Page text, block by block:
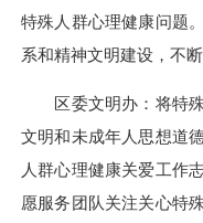
特殊人群心理健康问题
系和精神文明建设，不
区委文明办：将特殊
文明和未成年人思想道
人群心理健康关爱工作
愿服务团队关注关心特